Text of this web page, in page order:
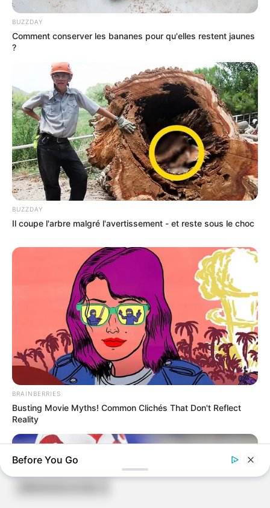
ARCHIVES
Archives
BUZZDAY
Comment conserver les bananes pour qu'elles restent jaunes
?
BUZZDAY
Il coupe l'arbre malgré l'avertissement - et reste sous le choc
BRAINBERRIES
Busting Movie Myths! Common Clichés That Don't Reflect
Reality
Before You Go